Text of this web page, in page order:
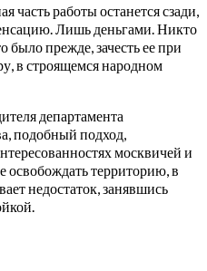
часть работы останется сзади,
Лишь деньгами. Никто
было прежде, зачесть ее при
в строящемся народном
департамента
подобный подход,
москвичей и
освобождать территорию, в
недостаток, занявшись